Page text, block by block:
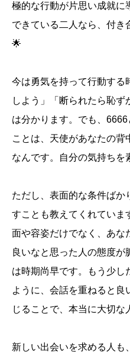
極的な行動が片思い成就に
できている二人なら、付き
🌟
今は勇気を持って行動する
しよう」「断られたら恥ず
は分かります。でも、
ことは、天使があなたの背
なんです。自分の気持ちを
ただし、表面的な条件ばか
すことも教えてくれていま
面や容姿だけでなく、あな
良いなと思った人の態度
は時期尚早です。もう少し
ように、会話を重ねると
じることで、本当に大切な
新しい出会いを求める人も